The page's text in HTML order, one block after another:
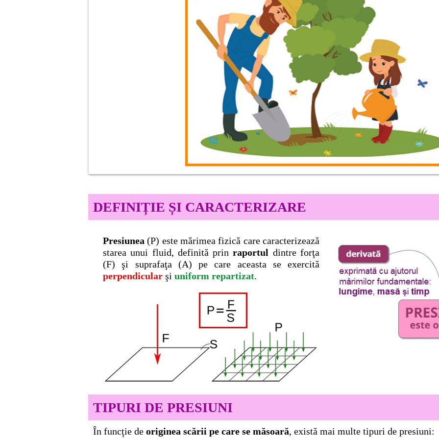
mare care se obține ușurează activitatea.
DEFINIȚIE ȘI CARACTERIZARE
Presiunea (P) este mărimea fizică care caracterizează
starea unui fluid, definită prinraportul dintre forţa
(F) şi suprafaţa (A) pe care aceasta se exercită
perpendicular şi uniform repartizat.
TIPURI DE PRESIUNI
În funcţie de originea scării pe care se măsoară, există mai multe tipuri de presiuni: